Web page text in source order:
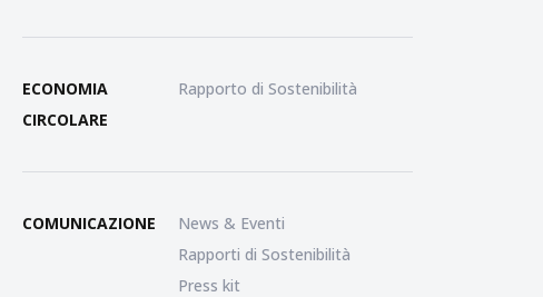
ECONOMIA
CIRCOLARE
Rapporto di Sostenibilità
COMUNICAZIONE
News & Eventi
Rapporti di Sostenibilità
Press kit